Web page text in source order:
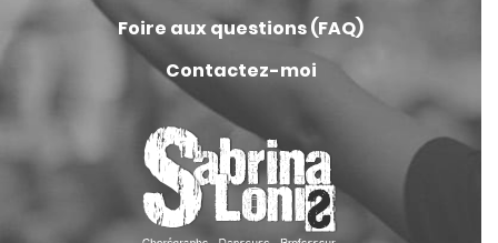
Foire aux questions (FAQ)
Contactez-moi